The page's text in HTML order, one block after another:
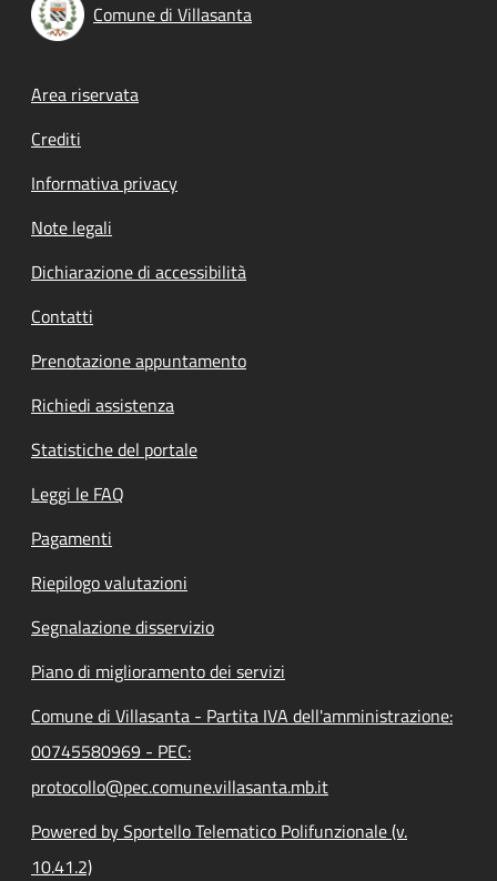
Comune di Villasanta
Footer menu
Area riservata
Crediti
Informativa privacy
Note legali
Dichiarazione di accessibilità
Contatti
Prenotazione appuntamento
Richiedi assistenza
Statistiche del portale
Leggi le FAQ
Pagamenti
Riepilogo valutazioni
Segnalazione disservizio
Piano di miglioramento dei servizi
Comune di Villasanta - Partita IVA dell'amministrazione:
00745580969 - PEC:
protocollo@pec.comune.villasanta.mb.it
Powered by Sportello Telematico Polifunzionale (v.
10.41.2)